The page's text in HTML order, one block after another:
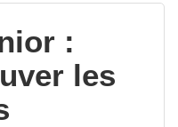
:
les